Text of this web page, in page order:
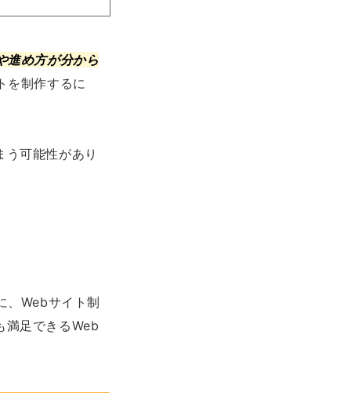
進め方が分から
を制作するに
可能性があり
、Webサイト制
満足できるWeb